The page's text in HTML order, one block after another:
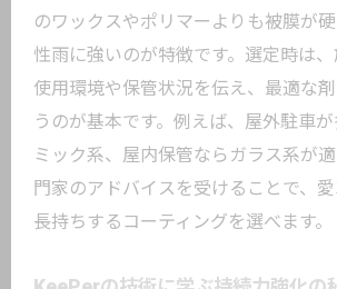
のワックスやポリマーよりも被膜が
性雨に強いのが特徴です。選定時は
使用環境や保管状況を伝え、最適な
うのが基本です。例えば、屋外駐車
ミック系、屋内保管ならガラス系が
門家のアドバイスを受けることで、
長持ちするコーティングを選べます。